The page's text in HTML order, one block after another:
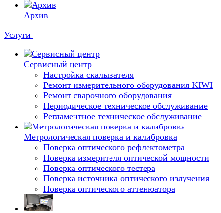
Архив
Услуги
Сервисный центр
Настройка скалывателя
Ремонт измерительного оборудования KIWI
Ремонт сварочного оборудования
Периодическое техническое обслуживание
Регламентное техническое обслуживание
Метрологическая поверка и калибровка
Поверка оптического рефлектометра
Поверка измерителя оптической мощности
Поверка оптического тестера
Поверка источника оптического излучения
Поверка оптического аттенюатора